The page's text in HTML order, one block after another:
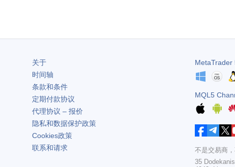
关于
时间轴
条款和条件
定期付款协议
代理协议 – 报价
隐私和数据保护政策
Cookies政策
联系和请求
MetaTrader
MQL5
不是交易商
35